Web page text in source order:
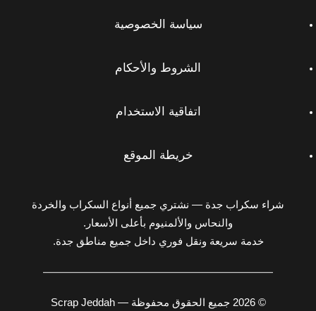
سياسة الخصوصية
الشروط والأحكام
اتفاقية الاستخدام
خريطة الموقع
شراء سكراب جدة — نشتري جميع أنواع السكراب والخردة
والنحاس والألمنيوم بأعلى الأسعار.
خدمة سريعة ونقل فوري داخل جميع مناطق جدة.
© 2026 جميع الحقوق محفوظة — Scrap Jeddah